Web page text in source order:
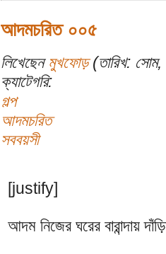
আদমচরিত ০০৫
লিখেছেন মুখফোড়(তারিখ: সোম,
ক্যাটেগরি:
গল্প
আদমচরিত
সববয়সী
[justify]
আদম নিজের ঘরের বারান্দায়